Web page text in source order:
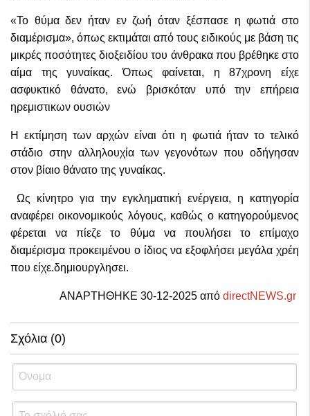
«Το θύμα δεν ήταν εν ζωή όταν ξέσπασε η φωτιά στο
διαμέρισμα», όπως εκτιμάται από τους ειδικούς με βάση τις
μικρές ποσότητες διοξειδίου του άνθρακα που βρέθηκε στο
αίμα της γυναίκας. Όπως φαίνεται, η 87χρονη είχε
ασφυκτικό θάνατο, ενώ βρισκόταν υπό την επήρεια
ηρεμιστικων ουσιών
Η εκτίμηση των αρχών είναι ότι η φωτιά ήταν το τελικό
στάδιο στην αλληλουχία των γεγονότων που οδήγησαν
στον βίαιο θάνατο της γυναίκας.
Ως κίνητρο για την εγκληματική ενέργεια, η κατηγορία
αναφέρει οικονομικούς λόγους, καθώς ο κατηγορούμενος
φέρεται να πίεζε το θύμα να πουλήσει το επίμαχο
διαμέρισμα προκειμένου ο ίδιος να εξοφλήσει μεγάλα χρέη
που είχε.δημιουργλησει.
ΑΝΑΡΤΗΘΗΚΕ 30-12-2025 από directNEWS.gr
Σχόλια (0)